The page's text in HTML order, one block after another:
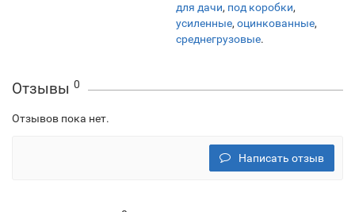
для дачи, под коробки,
усиленные, оцинкованные,
среднегрузовые.
Отзывы 0
Отзывов пока нет.
Написать отзыв